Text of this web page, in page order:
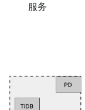
服务